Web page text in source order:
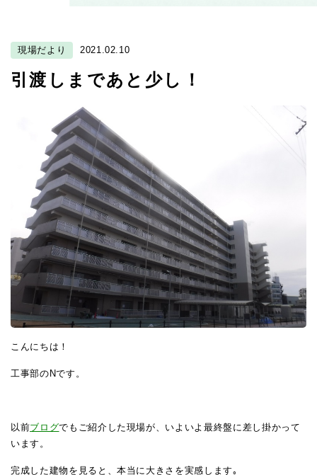
現場だより 2021.02.10
引渡しまであと少し！
こんにちは！
工事部のNです。
以前ブログでもご紹介した現場が、いよいよ最終盤に差し掛かって
います。
完成した建物を見ると、本当に大きさを実感します｡